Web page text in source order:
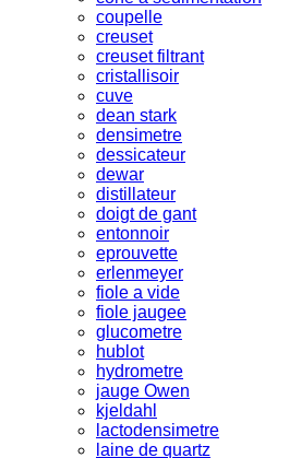
coupelle
creuset
creuset filtrant
cristallisoir
cuve
dean stark
densimetre
dessicateur
dewar
distillateur
doigt de gant
entonnoir
eprouvette
erlenmeyer
fiole a vide
fiole jaugee
glucometre
hublot
hydrometre
jauge Owen
kjeldahl
lactodensimetre
laine de quartz